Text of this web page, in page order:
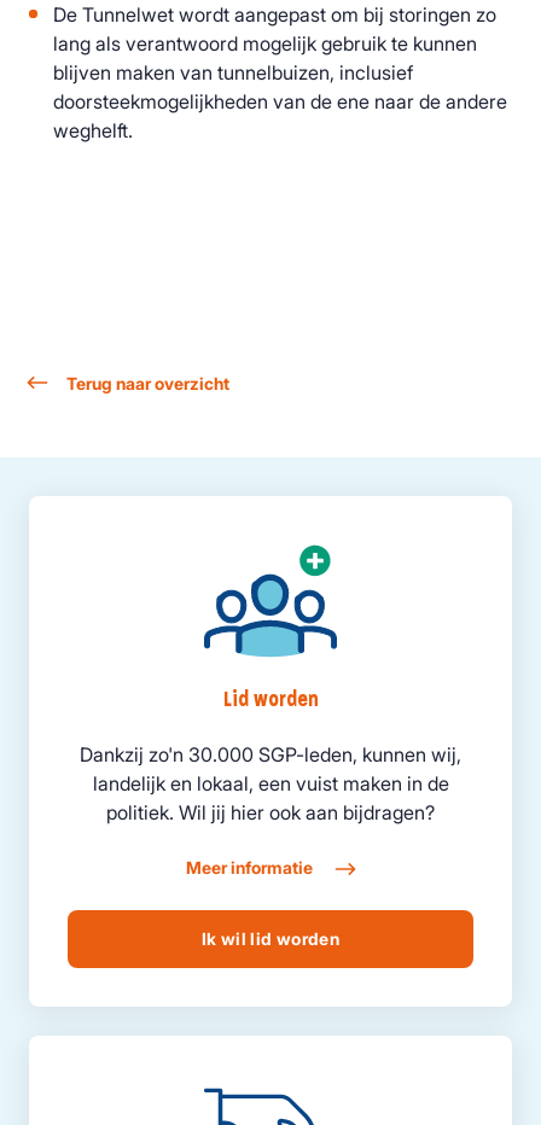
De Tunnelwet wordt aangepast om bij storingen zo
lang als verantwoord mogelijk gebruik te kunnen
blijven maken van tunnelbuizen, inclusief
doorsteekmogelijkheden van de ene naar de andere
weghelft.
Terug naar overzicht
Lid worden
Dankzij zo'n 30.000 SGP-leden, kunnen wij,
landelijk en lokaal, een vuist maken in de
politiek. Wil jij hier ook aan bijdragen?
Meer informatie
Ik wil lid worden